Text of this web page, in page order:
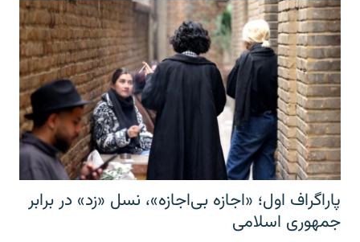
پاراگراف اول؛ «اجازه بی‌اجازه»، نسل «زد» در برابر
جمهوری اسلامی